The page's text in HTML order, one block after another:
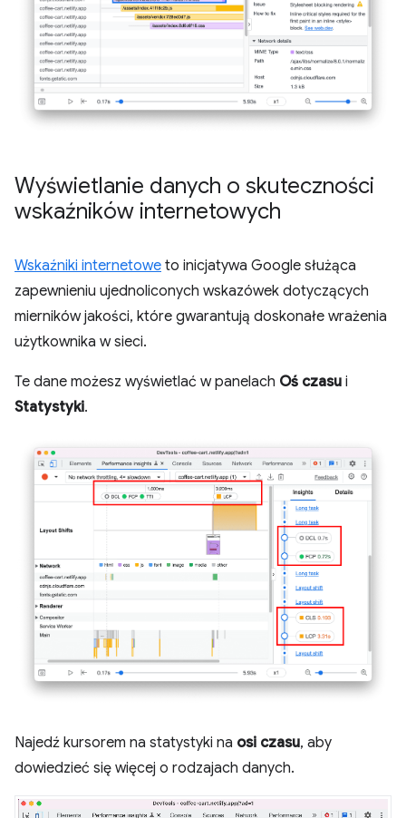
Wyświetlanie danych o skuteczności
wskaźników internetowych
Wskaźniki internetowe to inicjatywa Google służąca
zapewnieniu ujednoliconych wskazówek dotyczących
mierników jakości, które gwarantują doskonałe wrażenia
użytkownika w sieci.
Te dane możesz wyświetlać w panelach Oś czasu i
Statystyki.
Najedź kursorem na statystyki na osi czasu, aby
dowiedzieć się więcej o rodzajach danych.